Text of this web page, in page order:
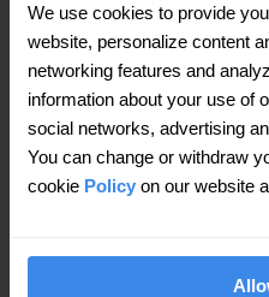
We use cookies to provide
website, personalize content
networking features and
information about your use of
social networks, advertising
You can change or withdraw
cookie Policy on our website
Анна Юдіна
Керівник служби